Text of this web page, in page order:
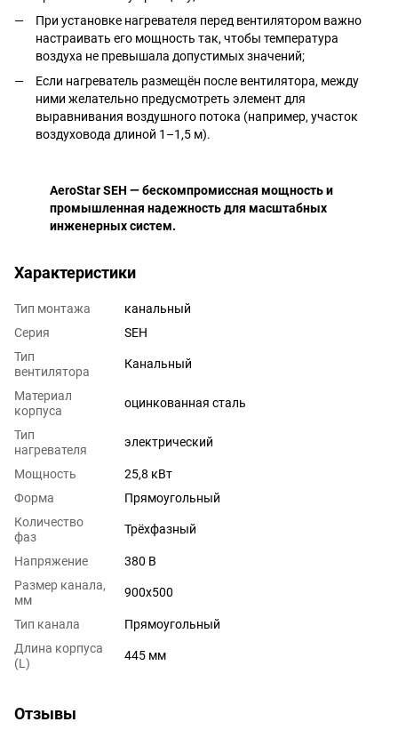
При установке нагревателя перед вентилятором важно
настраивать его мощность так, чтобы температура
воздуха не превышала допустимых значений;
Если нагреватель размещён после вентилятора, между
ними желательно предусмотреть элемент для
выравнивания воздушного потока (например, участок
воздуховода длиной 1–1,5 м).
AeroStar SEH — бескомпромиссная мощность и
промышленная надежность для масштабных
инженерных систем.
Характеристики
Тип монтажа
канальный
Серия
SEH
Тип
вентилятора
Канальный
Материал
корпуса
оцинкованная сталь
Тип
нагревателя
электрический
Мощность
25,8 кВт
Форма
Прямоугольный
Количество
фаз
Трёхфазный
Напряжение
380 В
Размер канала,
мм
900х500
Тип канала
Прямоугольный
Длина корпуса
(L)
445 мм
Отзывы